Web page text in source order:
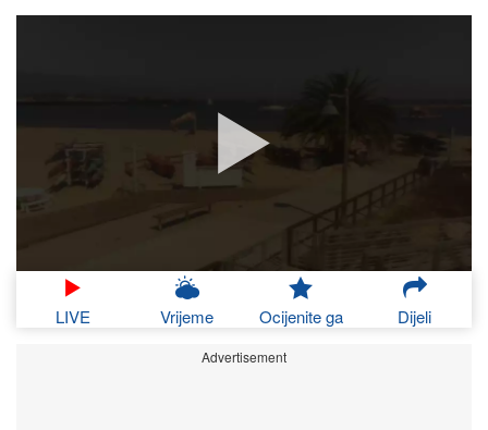
LIVE Vrijeme Ocijenite ga Dijeli
Advertisement